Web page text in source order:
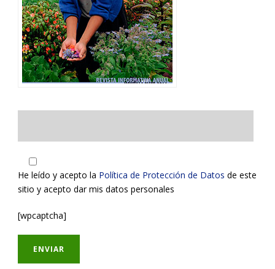
He leído y acepto la Política de Protección de Datos de este
sitio y acepto dar mis datos personales
[wpcaptcha]